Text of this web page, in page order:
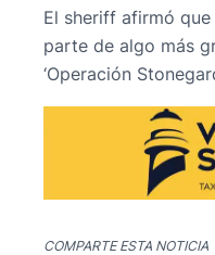
El sheriff afirmó
parte de algo más
‘Operación
COMPARTE ESTA NOTICIA